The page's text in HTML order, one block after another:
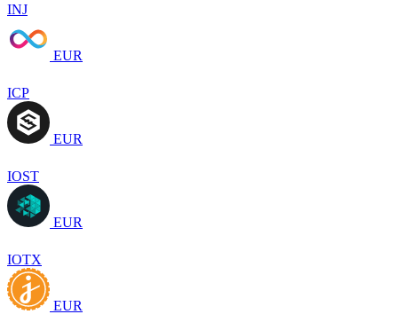
INJ
EUR
ICP
EUR
IOST
EUR
IOTX
EUR